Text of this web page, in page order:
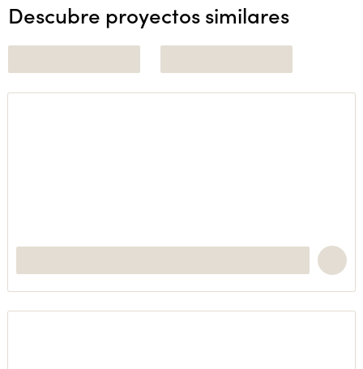
Descubre proyectos similares